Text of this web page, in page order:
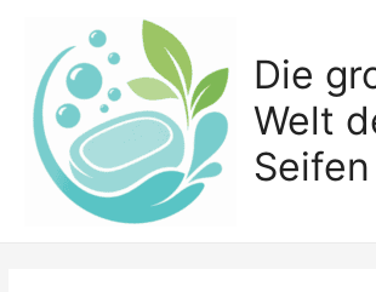
springen
Die
Welt
Seifen